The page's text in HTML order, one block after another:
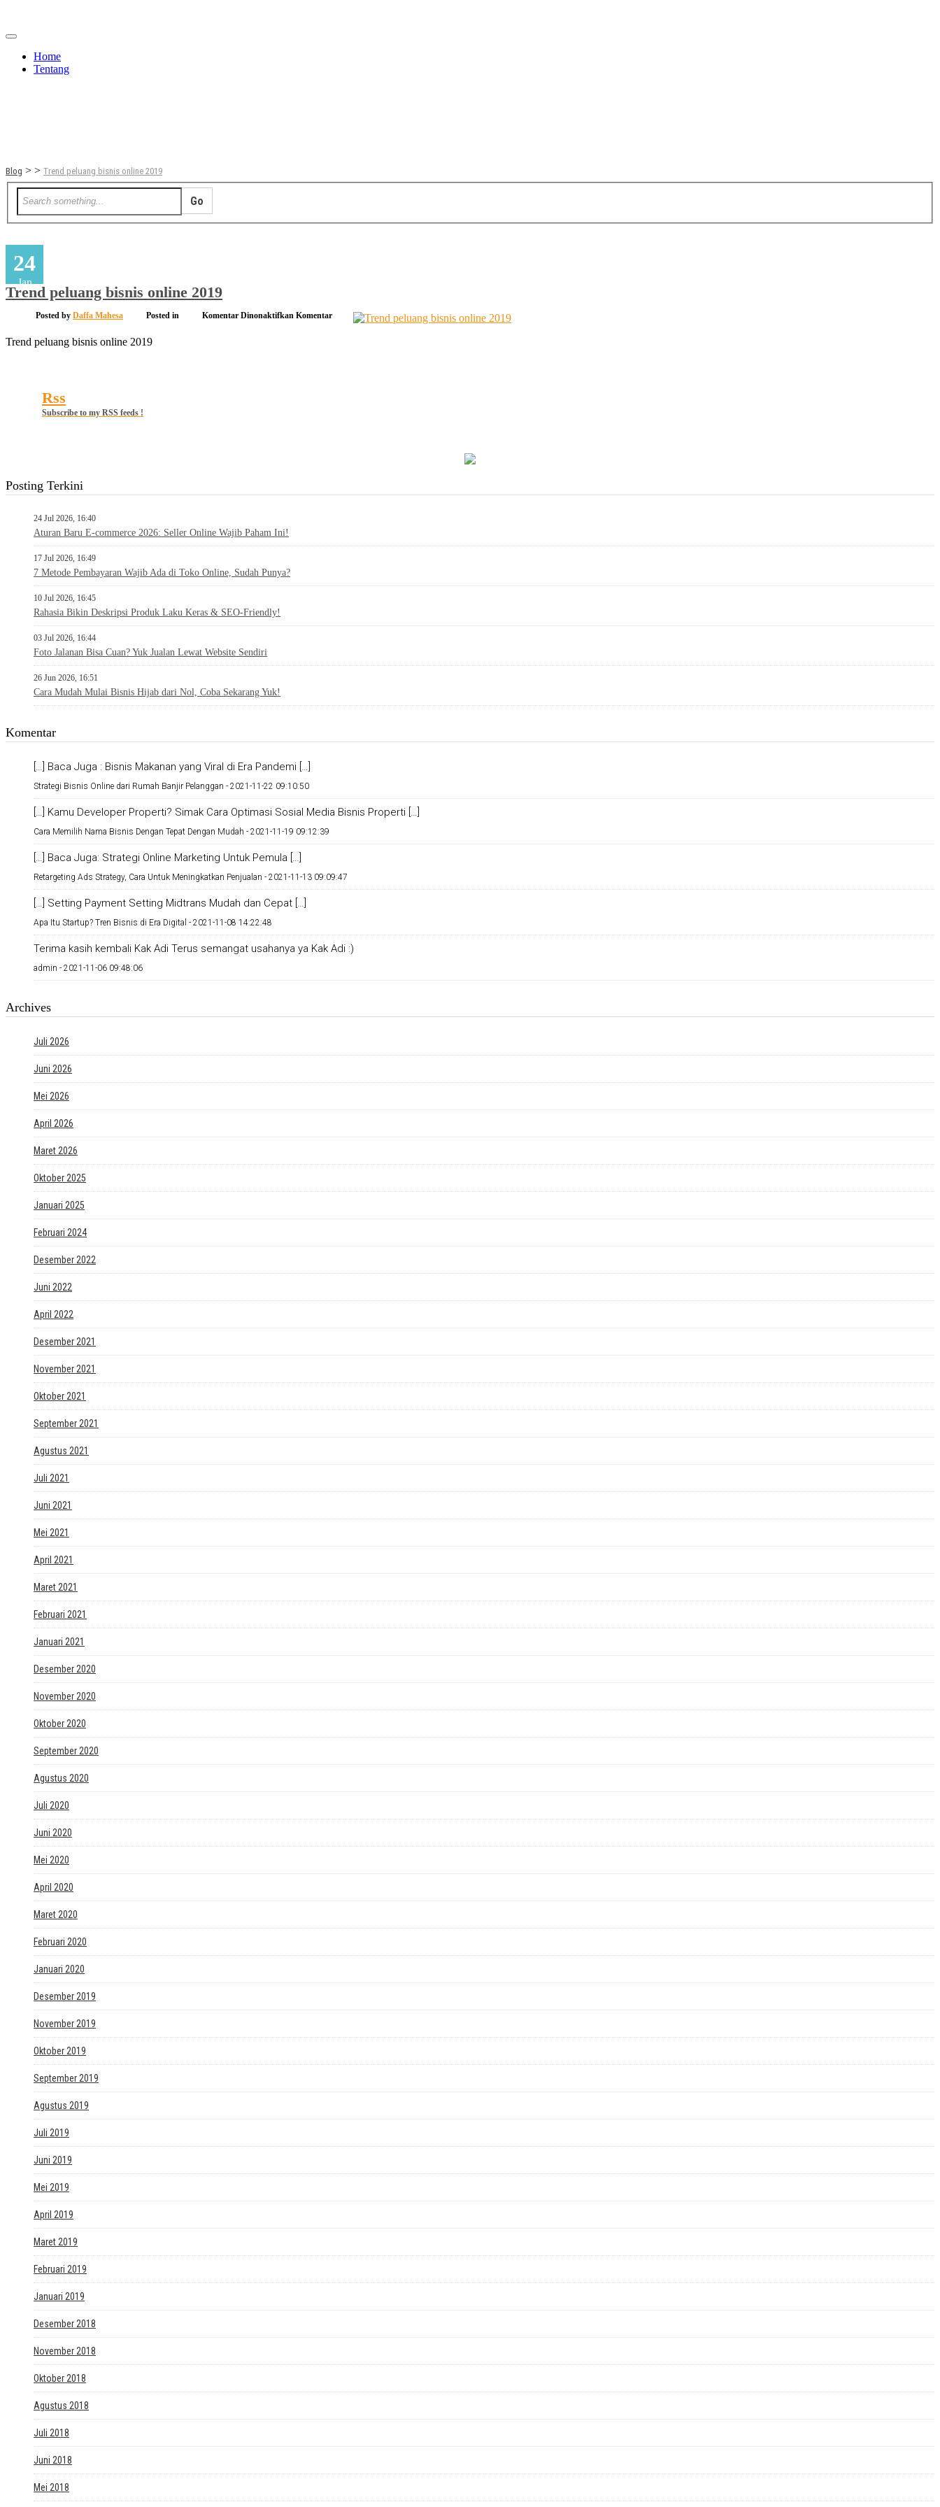
Home
Tentang
Blog > > Trend peluang bisnis online 2019
24
Jan
Trend peluang bisnis online 2019
Posted by Daffa Mahesa Posted in Komentar Dinonaktifkan pada
Komentar
Trend peluang bisnis online 2019
Rss
Subscribe to my RSS feeds !
Posting Terkini
24 Jul 2026, 16:40
Aturan Baru E-commerce 2026: Seller Online Wajib Paham Ini!
17 Jul 2026, 16:49
7 Metode Pembayaran Wajib Ada di Toko Online, Sudah Punya?
10 Jul 2026, 16:45
Rahasia Bikin Deskripsi Produk Laku Keras & SEO-Friendly!
03 Jul 2026, 16:44
Foto Jalanan Bisa Cuan? Yuk Jualan Lewat Website Sendiri
26 Jun 2026, 16:51
Cara Mudah Mulai Bisnis Hijab dari Nol, Coba Sekarang Yuk!
Komentar
[…] Baca Juga : Bisnis Makanan yang Viral di Era Pandemi […]
Strategi Bisnis Online dari Rumah Banjir Pelanggan - 2021-11-22 09:10:50
[…] Kamu Developer Properti? Simak Cara Optimasi Sosial Media Bisnis Properti […]
Cara Memilih Nama Bisnis Dengan Tepat Dengan Mudah - 2021-11-19 09:12:39
[…] Baca Juga: Strategi Online Marketing Untuk Pemula […]
Retargeting Ads Strategy, Cara Untuk Meningkatkan Penjualan - 2021-11-13 09:09:47
[…] Setting Payment Setting Midtrans Mudah dan Cepat […]
Apa Itu Startup? Tren Bisnis di Era Digital - 2021-11-08 14:22:48
Terima kasih kembali Kak Adi Terus semangat usahanya ya Kak Adi :)
admin - 2021-11-06 09:48:06
Archives
Juli 2026
Juni 2026
Mei 2026
April 2026
Maret 2026
Oktober 2025
Januari 2025
Februari 2024
Desember 2022
Juni 2022
April 2022
Desember 2021
November 2021
Oktober 2021
September 2021
Agustus 2021
Juli 2021
Juni 2021
Mei 2021
April 2021
Maret 2021
Februari 2021
Januari 2021
Desember 2020
November 2020
Oktober 2020
September 2020
Agustus 2020
Juli 2020
Juni 2020
Mei 2020
April 2020
Maret 2020
Februari 2020
Januari 2020
Desember 2019
November 2019
Oktober 2019
September 2019
Agustus 2019
Juli 2019
Juni 2019
Mei 2019
April 2019
Maret 2019
Februari 2019
Januari 2019
Desember 2018
November 2018
Oktober 2018
Agustus 2018
Juli 2018
Juni 2018
Mei 2018